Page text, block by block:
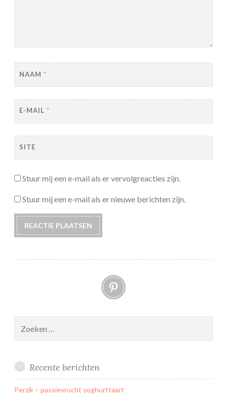
NAAM *
E-MAIL *
SITE
Stuur mij een e-mail als er vervolgreacties zijn.
Stuur mij een e-mail als er nieuwe berichten zijn.
Pinterest
naar:
Recente berichten
Perzik – passievrucht yoghurttaart